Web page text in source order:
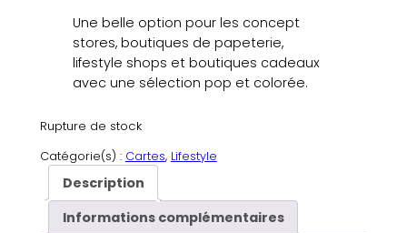
Une belle option pour les concept
stores, boutiques de papeterie,
lifestyle shops et boutiques cadeaux
avec une sélection pop et colorée.
Rupture de stock
Catégorie(s) : Cartes, Lifestyle
Description
Informations complémentaires